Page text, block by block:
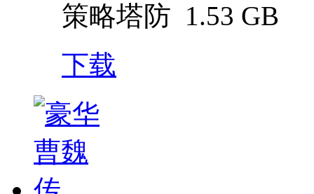
策略塔防 1.53 GB
下载